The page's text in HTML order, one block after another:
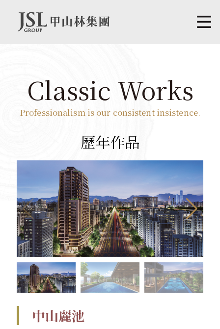
Professionalism is our consistent insistence.
Classic Works
歷年作品
中山麗池